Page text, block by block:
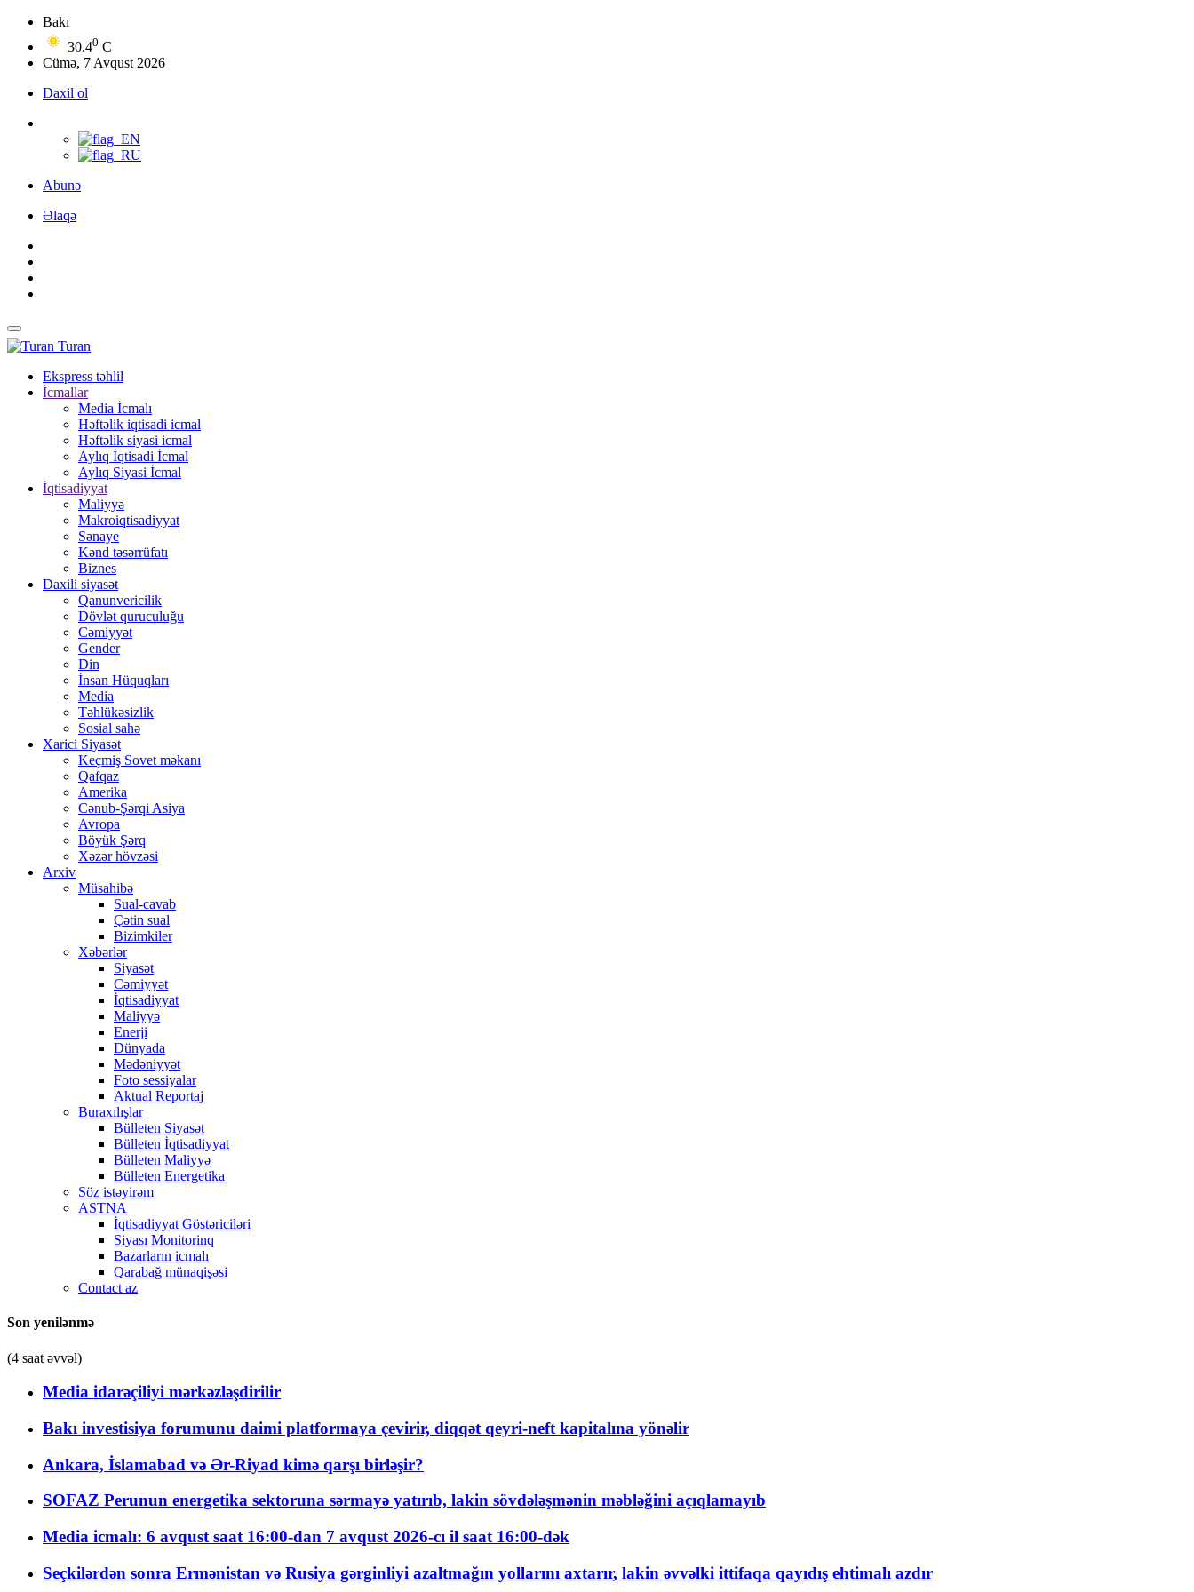
Bakı
30.40 C
Cümə, 7 Avqust 2026
Daxil ol
Abunə
Əlaqə
Turan
Ekspress təhlil
İcmallar
Media İcmalı
Həftəlik iqtisadi icmal
Həftəlik siyasi icmal
Aylıq İqtisadi İcmal
Aylıq Siyasi İcmal
İqtisadiyyat
Maliyyə
Makroiqtisadiyyat
Sənaye
Kənd təsərrüfatı
Biznes
Daxili siyasət
Qanunvericilik
Dövlət quruculuğu
Cəmiyyət
Gender
Din
İnsan Hüquqları
Media
Təhlükəsizlik
Sosial sahə
Xarici Siyasət
Keçmiş Sovet məkanı
Qafqaz
Amerika
Cənub-Şərqi Asiya
Avropa
Böyük Şərq
Xəzər hövzəsi
Arxiv
Müsahibə
Sual-cavab
Çətin sual
Bizimkiler
Xəbərlər
Siyasət
Cəmiyyət
İqtisadiyyat
Maliyyə
Enerji
Dünyada
Mədəniyyət
Foto sessiyalar
Aktual Reportaj
Buraxılışlar
Bülleten Siyasət
Bülleten İqtisadiyyat
Bülleten Maliyyə
Bülleten Energetika
Söz istəyirəm
ASTNA
İqtisadiyyat Göstəriciləri
Siyası Monitorinq
Bazarların icmalı
Qarabağ münaqişəsi
Contact az
Son yenilənmə
(4 saat əvvəl)
Media idarəçiliyi mərkəzləşdirilir
Bakı investisiya forumunu daimi platformaya çevirir, diqqət qeyri-neft kapitalına yönəlir
Ankara, İslamabad və Ər-Riyad kimə qarşı birləşir?
SOFAZ Perunun energetika sektoruna sərmayə yatırıb, lakin sövdələşmənin məbləğini açıqlamayıb
Media icmalı: 6 avqust saat 16:00-dan 7 avqust 2026-cı il saat 16:00-dək
Seçkilərdən sonra Ermənistan və Rusiya gərginliyi azaltmağın yollarını axtarır, lakin əvvəlki ittifaqa qayıdış ehtimalı azdır